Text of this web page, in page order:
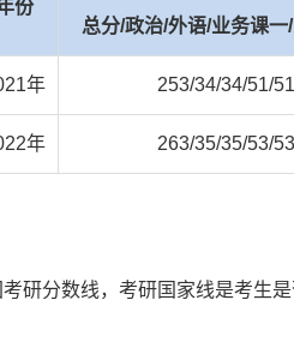
份
总分/政治/外语/业务课一
年 253/34/34/51/51
年 263/35/35/53/53
研分数线，考研国家线是考生